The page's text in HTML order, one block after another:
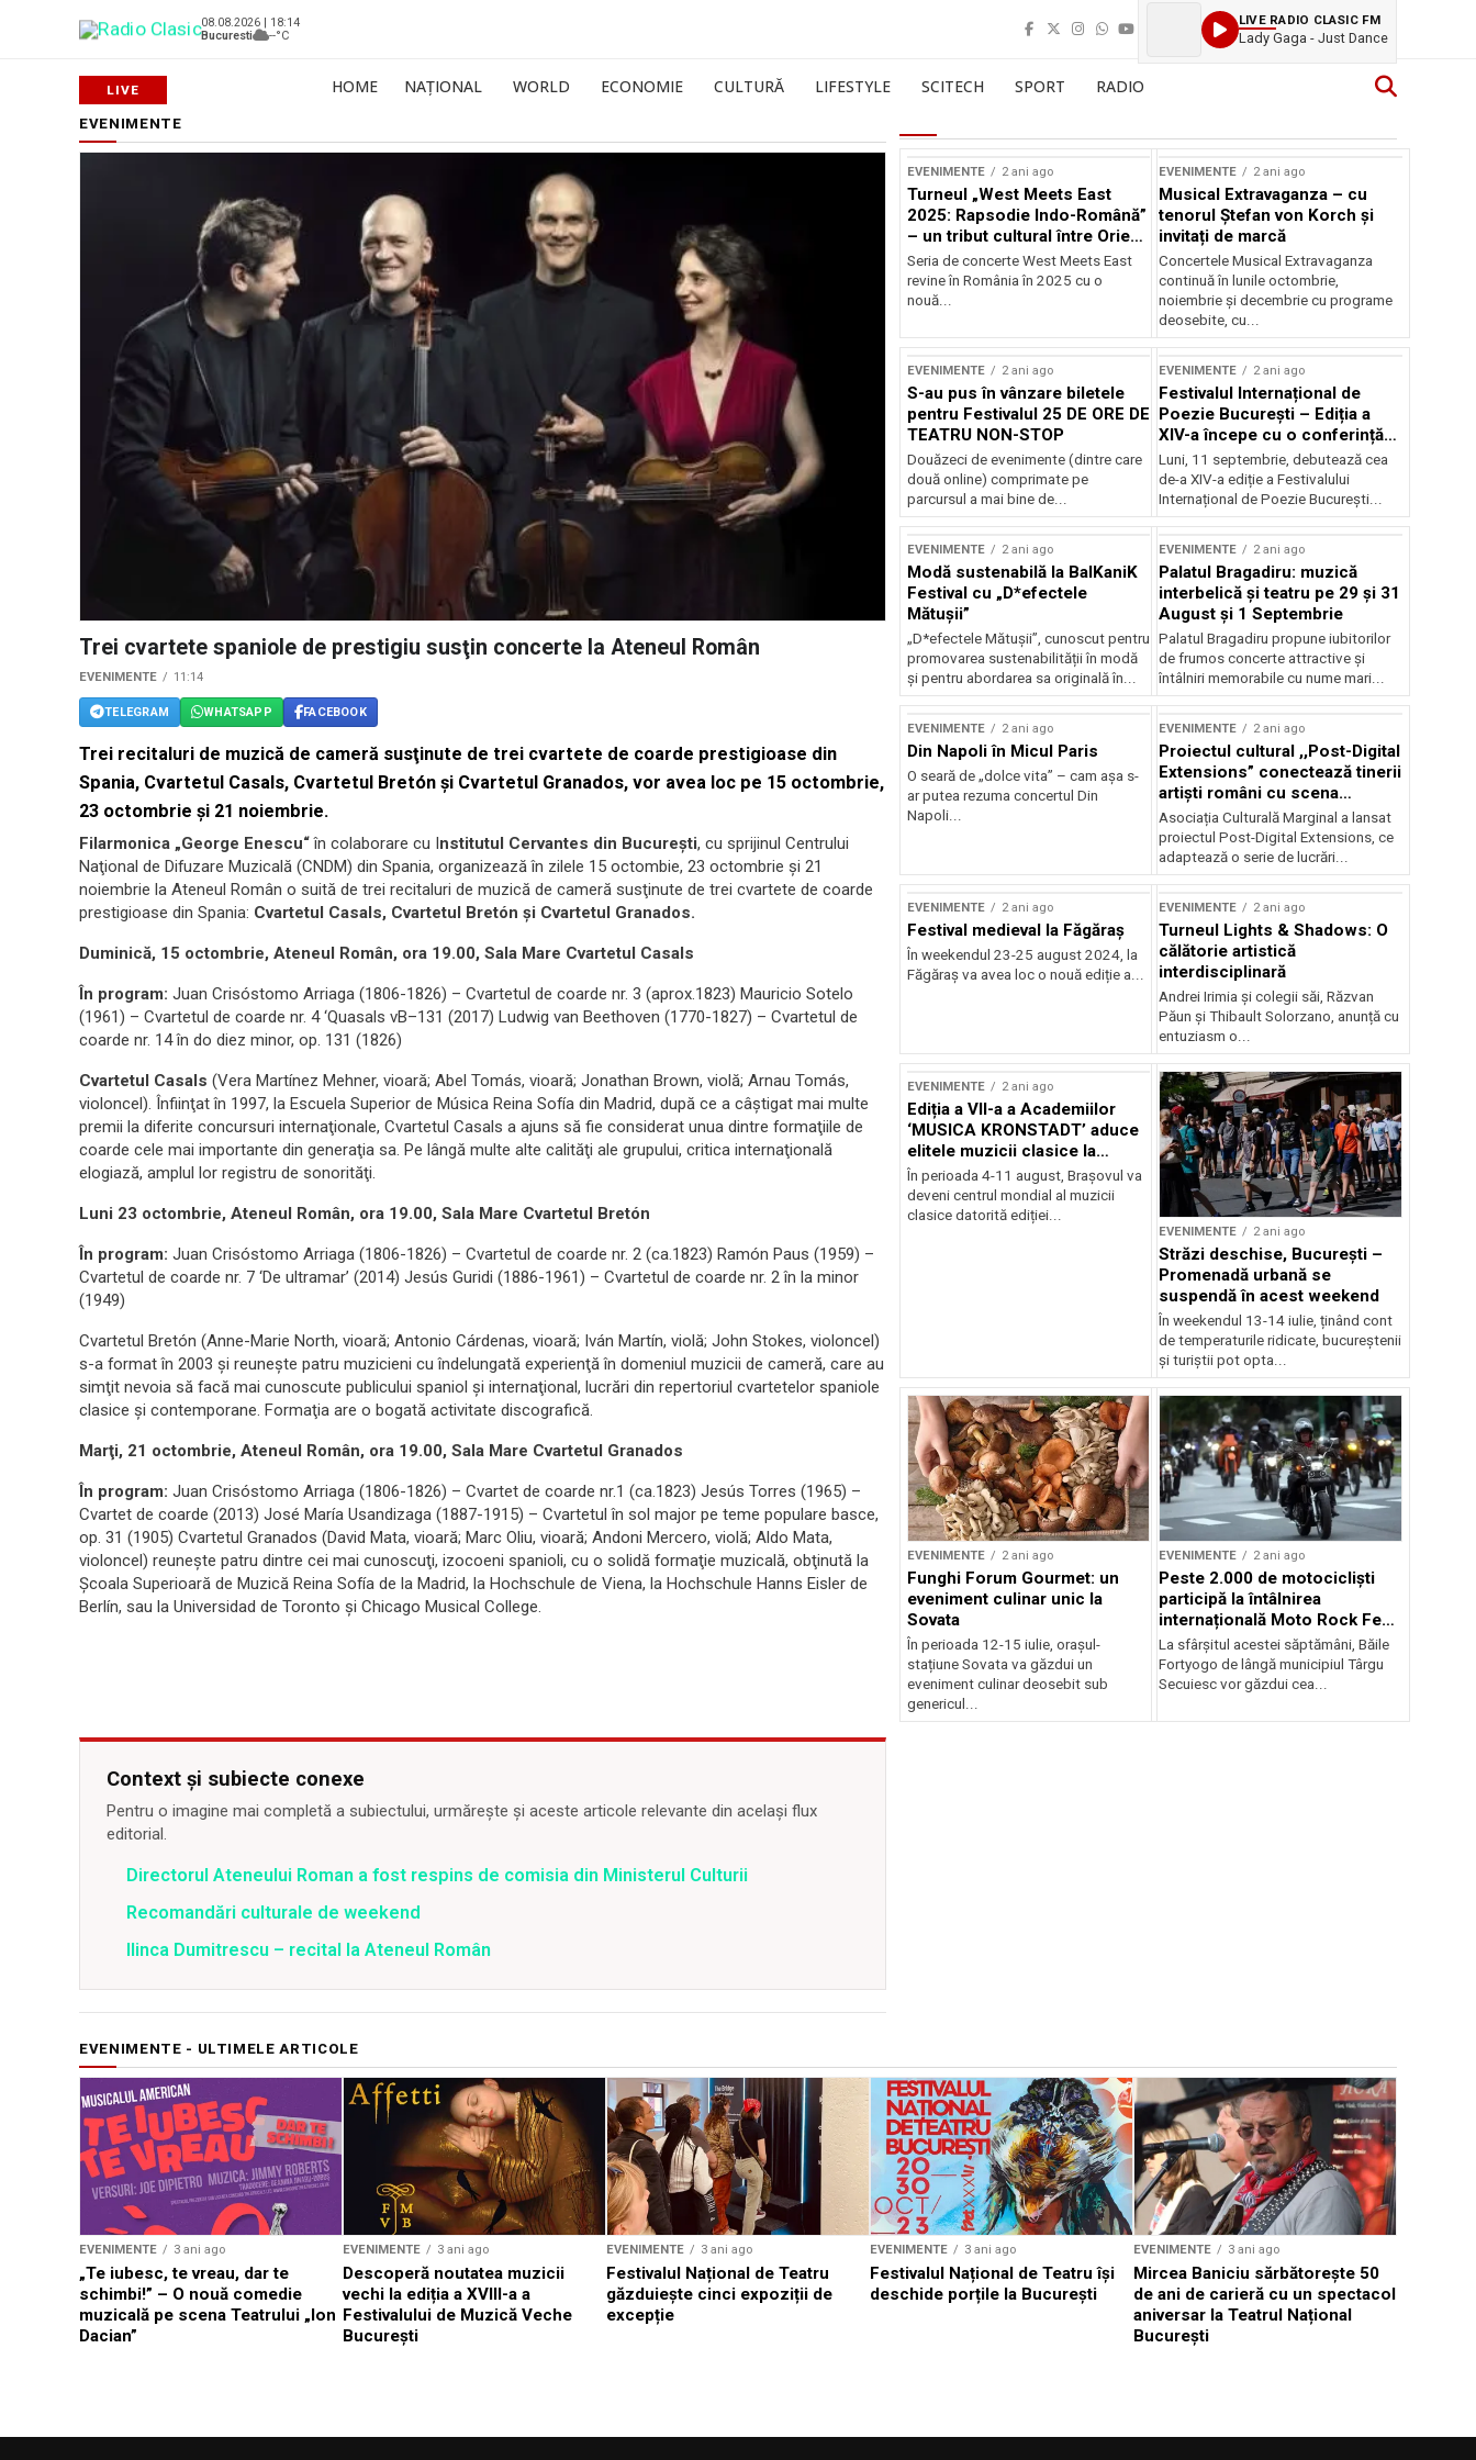
08.08.2026 | 18:14
Bucuresti
--°C
LIVE RADIO CLASIC FM
Lady Gaga - Just Dance
HOME NAȚIONAL WORLD ECONOMIE CULTURĂ LIFESTYLE SCITECH SPORT RADIO
EVENIMENTE
Trei cvartete spaniole de prestigiu susţin concerte la Ateneul Român
EVENIMENTE 11:14
TELEGRAM WHATSAPP FACEBOOK
Trei recitaluri de muzică de cameră susţinute de trei cvartete de coarde prestigioase din
Spania, Cvartetul Casals, Cvartetul Bretón şi Cvartetul Granados, vor avea loc pe 15 octombrie,
23 octombrie şi 21 noiembrie.
Filarmonica „George Enescu“în colaborare cu I nstitutul Cervantes din Bucureşti, cu sprijinul Centrului
Naţional de Difuzare Muzicală (CNDM) din Spania, organizează în zilele 15 octombie, 23 octombrie şi 21
noiembrie la Ateneul Român o suită de trei recitaluri de muzică de cameră susţinute de trei cvartete de coarde
prestigioase din Spania: Cvartetul Casals, Cvartetul Bretón şi Cvartetul Granados.
Duminică, 15 octombrie, Ateneul Român, ora 19.00, Sala Mare Cvartetul Casals
În program: Juan Crisóstomo Arriaga (1806-1826) – Cvartetul de coarde nr. 3 (aprox.1823) Mauricio Sotelo
(1961) – Cvartetul de coarde nr. 4 ‘Quasals vB–131 (2017) Ludwig van Beethoven (1770-1827) – Cvartetul de
coarde nr. 14 în do diez minor, op. 131 (1826)
Cvartetul Casals (Vera Martínez Mehner, vioară; Abel Tomás, vioară; Jonathan Brown, violă; Arnau Tomás,
violoncel). Înfiinţat în 1997, la Escuela Superior de Música Reina Sofía din Madrid, după ce a câştigat mai multe
premii la diferite concursuri internaţionale, Cvartetul Casals a ajuns să fie considerat unua dintre formaţiile de
coarde cele mai importante din generaţia sa. Pe lângă multe alte calităţi ale grupului, critica internaţională
elogiază, amplul lor registru de sonorităţi.
Luni 23 octombrie, Ateneul Român, ora 19.00, Sala Mare Cvartetul Bretón
În program: Juan Crisóstomo Arriaga (1806-1826) – Cvartetul de coarde nr. 2 (ca.1823) Ramón Paus (1959) –
Cvartetul de coarde nr. 7 ‘De ultramar’ (2014) Jesús Guridi (1886-1961) – Cvartetul de coarde nr. 2 în la minor
(1949)
Cvartetul Bretón (Anne-Marie North, vioară; Antonio Cárdenas, vioară; Iván Martín, violă; John Stokes, violoncel)
s-a format în 2003 şi reuneşte patru muzicieni cu îndelungată experienţă în domeniul muzicii de cameră, care au
simţit nevoia să facă mai cunoscute publicului spaniol şi internaţional, lucrări din repertoriul cvartetelor spaniole
clasice şi contemporane. Formaţia are o bogată activitate discografică.
Marţi, 21 octombrie, Ateneul Român, ora 19.00, Sala Mare Cvartetul Granados
În program: Juan Crisóstomo Arriaga (1806-1826) – Cvartet de coarde nr.1 (ca.1823) Jesús Torres (1965) –
Cvartet de coarde (2013) José María Usandizaga (1887-1915) – Cvartetul în sol major pe teme populare basce,
op. 31 (1905) Cvartetul Granados (David Mata, vioară; Marc Oliu, vioară; Andoni Mercero, violă; Aldo Mata,
violoncel) reuneşte patru dintre cei mai cunoscuţi, izocoeni spanioli, cu o solidă formaţie muzicală, obţinută la
Şcoala Superioară de Muzică Reina Sofía de la Madrid, la Hochschule de Viena, la Hochschule Hanns Eisler de
Berlín, sau la Universidad de Toronto şi Chicago Musical College.
Context și subiecte conexe
Pentru o imagine mai completă a subiectului, urmărește și aceste articole relevante din același flux
editorial.
Directorul Ateneului Roman a fost respins de comisia din Ministerul Culturii
Recomandări culturale de weekend
Ilinca Dumitrescu – recital la Ateneul Român
EVENIMENTE 2 ani ago
Turneul „West Meets East
2025: Rapsodie Indo-Română”
– un tribut cultural între Orient
și Occident
Seria de concerte West Meets East
revine în România în 2025 cu o
nouă...
EVENIMENTE 2 ani ago
Musical Extravaganza – cu
tenorul Ștefan von Korch și
invitați de marcă
Concertele Musical Extravaganza
continuă în lunile octombrie,
noiembrie şi decembrie cu programe
deosebite, cu...
EVENIMENTE 2 ani ago
S-au pus în vânzare biletele
pentru Festivalul 25 DE ORE DE
TEATRU NON-STOP
Douăzeci de evenimente (dintre care
două online) comprimate pe
parcursul a mai bine de...
EVENIMENTE 2 ani ago
Festivalul Internațional de
Poezie București – Ediția a
XIV-a începe cu o conferință
despre limba română
susținută de Marco Lucchesi
Luni, 11 septembrie, debutează cea
de-a XIV-a ediție a Festivalului
Internațional de Poezie București...
EVENIMENTE 2 ani ago
Modă sustenabilă la BalKaniK
Festival cu „D*efectele
Mătușii”
„D*efectele Mătușii”, cunoscut pentru
promovarea sustenabilității în modă
și pentru abordarea sa originală în...
EVENIMENTE 2 ani ago
Palatul Bragadiru: muzică
interbelică şi teatru pe 29 şi 31
August şi 1 Septembrie
Palatul Bragadiru propune iubitorilor
de frumos concerte attractive şi
întâlniri memorabile cu nume mari...
EVENIMENTE 2 ani ago
Din Napoli în Micul Paris
O seară de „dolce vita” – cam așa s-
ar putea rezuma concertul Din
Napoli...
EVENIMENTE 2 ani ago
Proiectul cultural ,,Post-Digital
Extensions” conectează tinerii
artiști români cu scena
internațională
Asociația Culturală Marginal a lansat
proiectul Post-Digital Extensions, ce
adaptează o serie de lucrări...
EVENIMENTE 2 ani ago
Festival medieval la Făgăraș
În weekendul 23-25 august 2024, la
Făgăraș va avea loc o nouă ediție a...
EVENIMENTE 2 ani ago
Turneul Lights & Shadows: O
călătorie artistică
interdisciplinară
Andrei Irimia și colegii săi, Răzvan
Păun și Thibault Solorzano, anunță cu
entuziasm o...
EVENIMENTE 2 ani ago
Ediția a VII-a a Academiilor
‘MUSICA KRONSTADT’ aduce
elitele muzicii clasice la
Brașov
În perioada 4-11 august, Brașovul va
deveni centrul mondial al muzicii
clasice datorită ediției...
EVENIMENTE 2 ani ago
Străzi deschise, București –
Promenadă urbană se
suspendă în acest weekend
În weekendul 13-14 iulie, ținând cont
de temperaturile ridicate, bucureștenii
și turiștii pot opta...
EVENIMENTE 2 ani ago
Funghi Forum Gourmet: un
eveniment culinar unic la
Sovata
În perioada 12-15 iulie, orașul-
stațiune Sovata va găzdui un
eveniment culinar deosebit sub
genericul...
EVENIMENTE 2 ani ago
Peste 2.000 de motocicliști
participă la întâlnirea
internațională Moto Rock Fest
la Băile Fortyogo
La sfârșitul acestei săptămâni, Băile
Fortyogo de lângă municipiul Târgu
Secuiesc vor găzdui cea...
EVENIMENTE - ULTIMELE ARTICOLE
EVENIMENTE 3 ani ago
„Te iubesc, te vreau, dar te
schimbi!” – O nouă comedie
muzicală pe scena Teatrului „Ion
Dacian”
EVENIMENTE 3 ani ago
Descoperă noutatea muzicii
vechi la ediția a XVIII-a a
Festivalului de Muzică Veche
București
EVENIMENTE 3 ani ago
Festivalul Național de Teatru
găzduiește cinci expoziții de
excepție
EVENIMENTE 3 ani ago
Festivalul Național de Teatru își
deschide porțile la București
EVENIMENTE 3 ani ago
Mircea Baniciu sărbătorește 50
de ani de carieră cu un spectacol
aniversar la Teatrul Național
București